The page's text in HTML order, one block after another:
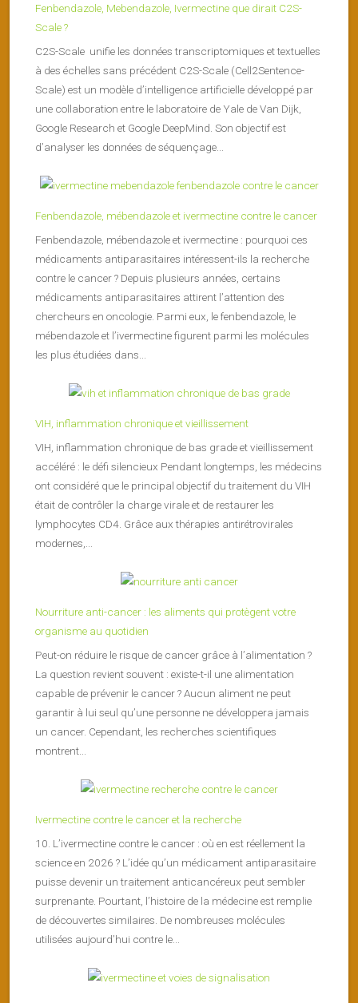
Fenbendazole, Mebendazole, Ivermectine que dirait C2S-
Scale ?
C2S-Scale unifie les données transcriptomiques et textuelles
à des échelles sans précédent C2S-Scale (Cell2Sentence-
Scale) est un modèle d’intelligence artificielle développé par
une collaboration entre le laboratoire de Yale de Van Dijk,
Google Research et Google DeepMind. Son objectif est
d’analyser les données de séquençage...
Fenbendazole, mébendazole et ivermectine contre le cancer
Fenbendazole, mébendazole et ivermectine : pourquoi ces
médicaments antiparasitaires intéressent-ils la recherche
contre le cancer ? Depuis plusieurs années, certains
médicaments antiparasitaires attirent l’attention des
chercheurs en oncologie. Parmi eux, le fenbendazole, le
mébendazole et l’ivermectine figurent parmi les molécules
les plus étudiées dans...
VIH, inflammation chronique et vieillissement
VIH, inflammation chronique de bas grade et vieillissement
accéléré : le défi silencieux Pendant longtemps, les médecins
ont considéré que le principal objectif du traitement du VIH
était de contrôler la charge virale et de restaurer les
lymphocytes CD4. Grâce aux thérapies antirétrovirales
modernes,...
Nourriture anti-cancer : les aliments qui protègent votre
organisme au quotidien
Peut-on réduire le risque de cancer grâce à l’alimentation ?
La question revient souvent : existe-t-il une alimentation
capable de prévenir le cancer ? Aucun aliment ne peut
garantir à lui seul qu’une personne ne développera jamais
un cancer. Cependant, les recherches scientifiques
montrent...
Ivermectine contre le cancer et la recherche
10. L’ivermectine contre le cancer : où en est réellement la
science en 2026 ? L’idée qu’un médicament antiparasitaire
puisse devenir un traitement anticancéreux peut sembler
surprenante. Pourtant, l’histoire de la médecine est remplie
de découvertes similaires. De nombreuses molécules
utilisées aujourd’hui contre le...